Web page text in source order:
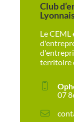
Club
Le CEML
territoire
07